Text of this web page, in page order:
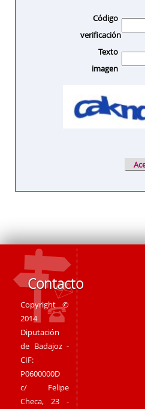
Código
verificación
Texto
imagen
Contacto
Copyright ©
2014
Diputación
de Badajoz -
CIF:
P0600000D
c/ Felipe
Checa, 23 -